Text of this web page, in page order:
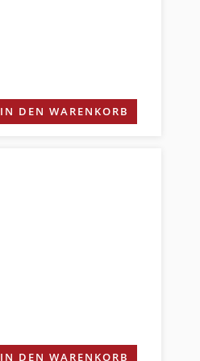
IN DEN WARENKORB
IN DEN WARENKORB